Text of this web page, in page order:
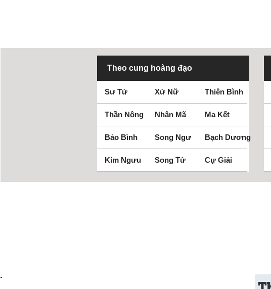
Theo cung hoàng đạo
Sư Tử Xử Nữ Thiên Bình
Thần Nông Nhân Mã Ma Kết
Bảo Bình Song Ngư Bạch Dương
Kim Ngưu Song Tử Cự Giải